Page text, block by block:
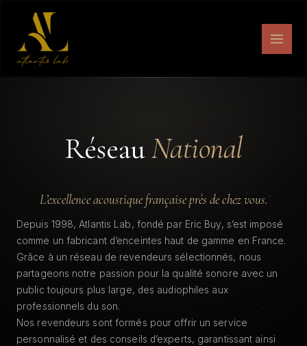
contenu
RéseauNational
L’excellence acoustique française près de chez vous.
Depuis 1998, Atlantis Lab, fondé par Eric Buy, s’est imposé
comme un fabricant d’enceintes haut de gamme en France.
Grâce à un réseau de revendeurs sélectionnés, nous
partageons notre passion pour la qualité sonore avec un
public toujours plus large, des audiophiles aux
professionnels du son.
Nos revendeurs sont formés pour offrir un service
personnalisé et des conseils d’experts, garantissant ainsi